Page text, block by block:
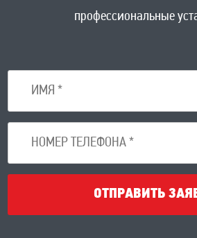
профессиональные
ОТПРАВИТЬ